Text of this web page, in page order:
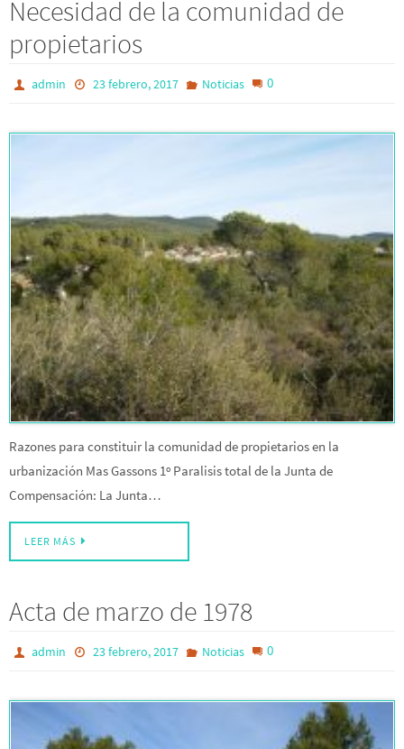
Necesidad de la comunidad de
propietarios
admin 23 febrero, 2017 Noticias 0
Razones para constituir la comunidad de propietarios en la
urbanización Mas Gassons 1º Paralisis total de la Junta de
Compensación: La Junta…
LEER MÁS
Acta de marzo de 1978
admin 23 febrero, 2017 Noticias 0